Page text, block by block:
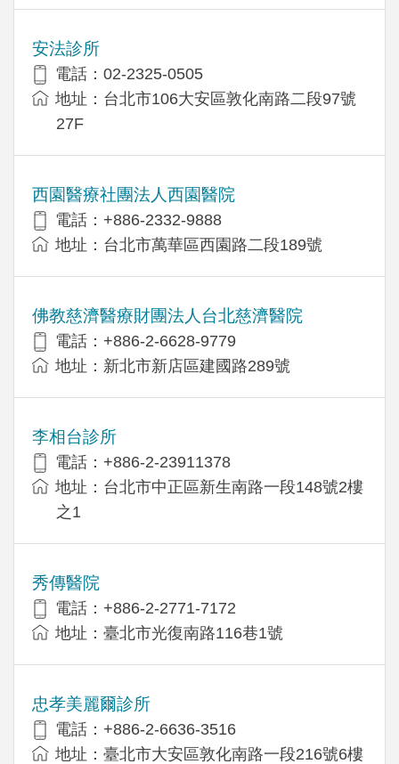
安法診所
電話：02-2325-0505
地址：台北市106大安區敦化南路二段97號
27F
西園醫療社團法人西園醫院
電話：+886-2332-9888
地址：台北市萬華區西園路二段189號
佛教慈濟醫療財團法人台北慈濟醫院
電話：+886-2-6628-9779
地址：新北市新店區建國路289號
李相台診所
電話：+886-2-23911378
地址：台北市中正區新生南路一段148號2樓
之1
秀傳醫院
電話：+886-2-2771-7172
地址：臺北市光復南路116巷1號
忠孝美麗爾診所
電話：+886-2-6636-3516
地址：臺北市大安區敦化南路一段216號6樓